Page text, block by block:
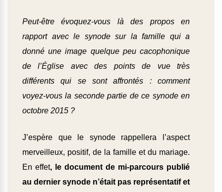
Peut-être évoquez-vous là des propos en
rapport avec le synode sur la famille qui a
donné une image quelque peu cacophonique
de l’Église avec des points de vue très
différents qui se sont affrontés : comment
voyez-vous la seconde partie de ce synode en
octobre 2015 ?
J’espère que le synode rappellera l’aspect
merveilleux, positif, de la famille et du mariage.
En effet, le document de mi-parcours publié
au dernier synode n’était pas représentatif et